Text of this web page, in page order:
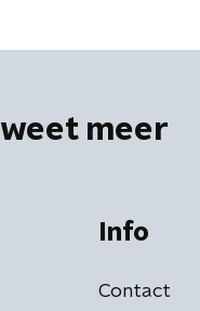
weet meer
Info
Contact